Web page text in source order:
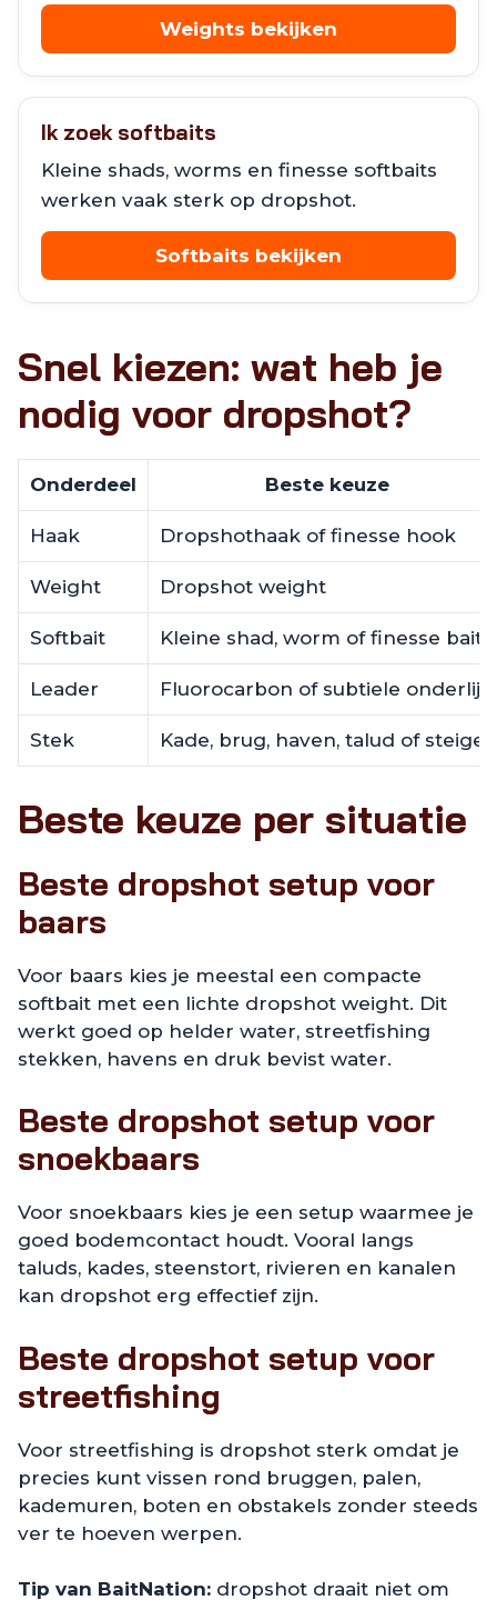
Weights bekijken
Ik zoek softbaits
Kleine shads, worms en finesse softbaits
werken vaak sterk op dropshot.
Softbaits bekijken
Snel kiezen: wat heb je
nodig voor dropshot?
Onderdeel Beste keuze
Haak Dropshothaak of finesse hook
Weight Dropshot weight
Softbait Kleine shad, worm of finesse bait
Leader Fluorocarbon of subtiele onderlijn
Stek Kade, brug, haven, talud of steiger
Beste keuze per situatie
Beste dropshot setup voor
baars
Voor baars kies je meestal een compacte
softbait met een lichte dropshot weight. Dit
werkt goed op helder water, streetfishing
stekken, havens en druk bevist water.
Beste dropshot setup voor
snoekbaars
Voor snoekbaars kies je een setup waarmee je
goed bodemcontact houdt. Vooral langs
taluds, kades, steenstort, rivieren en kanalen
kan dropshot erg effectief zijn.
Beste dropshot setup voor
streetfishing
Voor streetfishing is dropshot sterk omdat je
precies kunt vissen rond bruggen, palen,
kademuren, boten en obstakels zonder steeds
ver te hoeven werpen.
Tip van BaitNation: dropshot draait niet om